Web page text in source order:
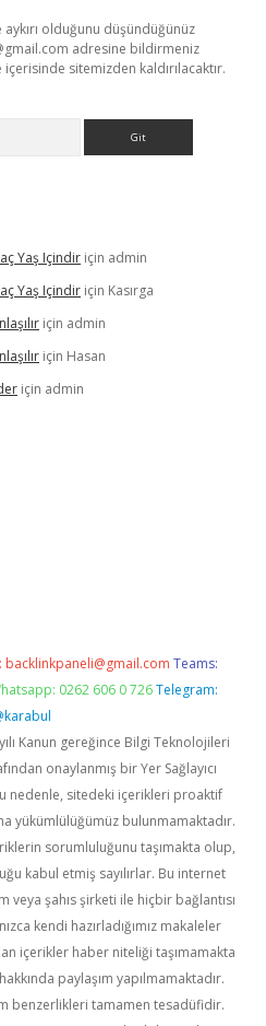
olduğunu düşündüğünüz
adresine bildirmeniz
sitemizden kaldırılacaktır.
Yaş Içindir için admin
Yaş Içindir için Kasırga
için admin
için Hasan
için admin
backlinkpaneli@gmail.com Teams:
0262 606 0 726 Telegram:
Kanun gereğince Bilgi Teknolojileri
onaylanmış bir Yer Sağlayıcı
nedenle, sitedeki içerikleri proaktif
yükümlülüğümüz bulunmamaktadır.
sorumluluğunu taşımakta olup,
kabul etmiş sayılırlar. Bu internet
şahıs şirketi ile hiçbir bağlantısı
kendi hazırladığımız makaleler
içerikler haber niteliği taşımamakta
paylaşım yapılmamaktadır.
benzerlikleri tamamen tesadüfidir.